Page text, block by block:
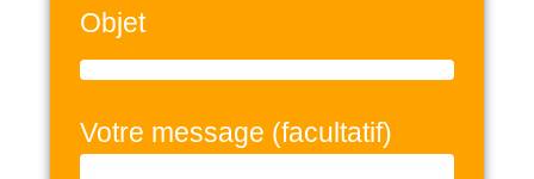
Objet
Votre message (facultatif)